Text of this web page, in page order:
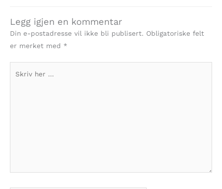
Legg igjen en kommentar
Din e-postadresse vil ikke bli publisert. Obligatoriske felt
er merket med *